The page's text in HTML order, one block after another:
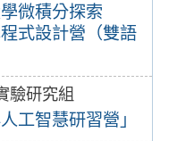
微積分探索
式設計營（雙語
驗研究組
工智慧研習營」